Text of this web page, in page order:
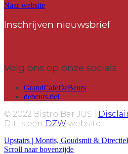
Naar website
Inschrijven nieuwsbrief
Volg ons op onze socials
GrandCafeDeBeurs
debeurs.tiel
© 2022 Bistro Bar JUS |
Dit is een DZW website.
Upstairs | Montis, Goudsmit & Directie
Scroll naar bovenzijde